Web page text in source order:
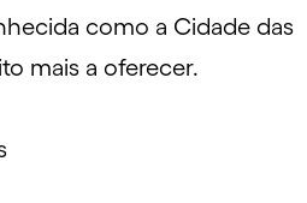
como a Cidade das
mais a oferecer.